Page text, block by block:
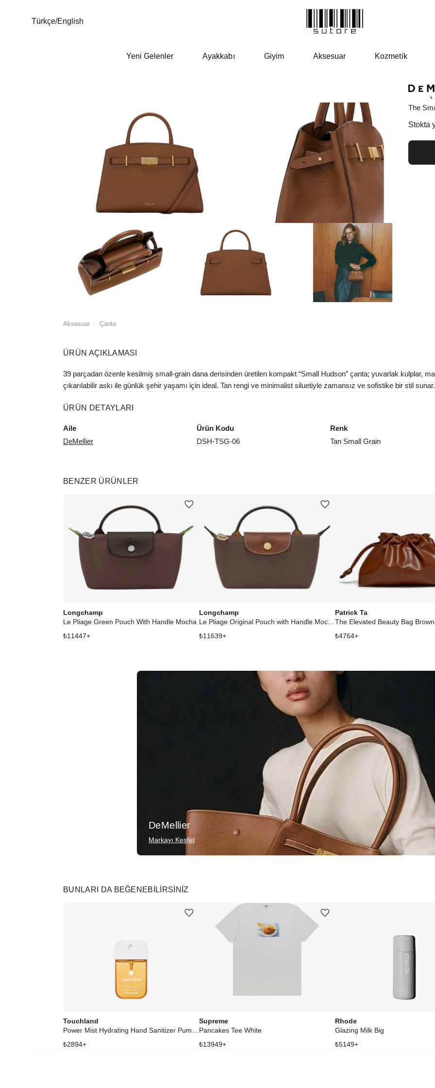
Türkçe/English
Yeni Gelenler Ayakkabı Giyim Aksesuar Kozmetik
Aksesuar / Çanta
The
Stokta
ÜRÜN AÇIKLAMASI
39 parçadan özenle kesilmiş small-grain dana derisinden üretilen kompakt “Small Hudson” çanta; yuvarlak kulplar,
çıkarılabilir askı ile günlük şehir yaşamı için ideal. Tan rengi ve minimalist siluetiyle zamansız ve sofistike bir stil sunar.
ÜRÜN DETAYLARI
Aile
DeMellier
Ürün Kodu
DSH-TSG-06
Renk
Tan Small Grain
BENZER ÜRÜNLER
Longchamp
Le Pliage Green Pouch With Handle Mocha
₺11447+
Ürünü istek listesine ekle veya listeden çıkar
Longchamp
₺11639+
Ürünü istek listesine ekle veya listeden çıkar
Patrick Ta
The Elevated Beauty Bag Brown
₺4764+
DeMellier
Markayı Keşfet
BUNLARI DA BEĞENEBILIRSINIZ
Touchland
₺2894+
Ürünü istek listesine ekle veya listeden çıkar
Supreme
Pancakes Tee White
₺13949+
Ürünü istek listesine ekle veya listeden çıkar
Rhode
Glazing Milk Big
₺5149+